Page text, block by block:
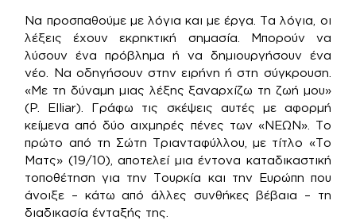
Να προσπαθούμε με λόγια και με έργα. Τα λόγια, οι
λέξεις έχουν εκρηκτική σημασία. Μπορούν να
λύσουν ένα πρόβλημα ή να δημιουργήσουν ένα
νέο. Να οδηγήσουν στην ειρήνη ή στη σύγκρουση.
«Με τη δύναμη μιας λέξης ξαναρχίζω τη ζωή μου»
(P. Elliar). Γράφω τις σκέψεις αυτές με αφορμή
κείμενα από δύο αιχμηρές πένες των «ΝΕΩΝ». Το
πρώτο από τη Σώτη Τριανταφύλλου, με τίτλο «Το
Ματς» (19/10), αποτελεί μια έντονα καταδικαστική
τοποθέτηση για την Τουρκία και την Ευρώπη που
άνοιξε – κάτω από άλλες συνθήκες βέβαια – τη
διαδικασία ένταξής της.